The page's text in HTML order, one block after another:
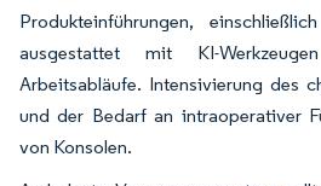
Produkteinführungen,
ausgestattet mit KI-
Arbeitsabläufe. Intensivierung des
und der Bedarf an intraoperativer
von Konsolen.